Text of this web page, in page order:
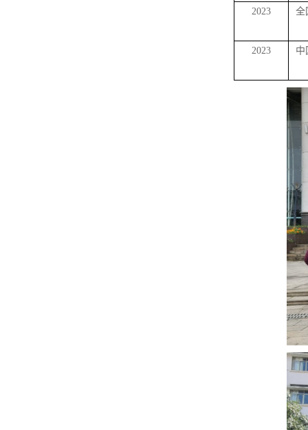
2023 全
2023 中